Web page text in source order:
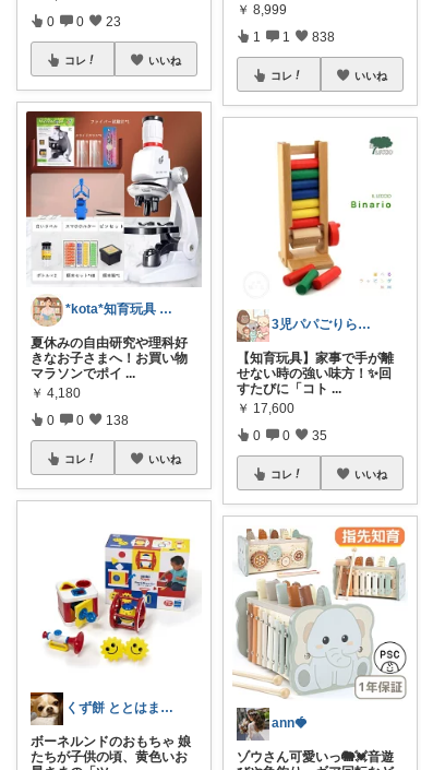
0 0 23
コレ いいね
*kota*知育玩具 絵本キッズ ベビー
夏休みの自由研究や理科好
きなお子さまへ！お買い物
マラソンでポイ ...
￥ 4,180
0 0 138
コレ いいね
くず餅 ととはまだ16だからぁ🎂
ボーネルンドのおもちゃ 娘
たちが子供の頃、黄色いお
￥ 8,999
1 1 838
コレ いいね
3児パパごりら｜家族で役立つROOM
【知育玩具】家事で手が離
せない時の強い味方！✨回
すたびに「コト ...
￥ 17,600
0 0 35
コレ いいね
ann🍓
ゾウさん可愛いっ🐘💓音遊